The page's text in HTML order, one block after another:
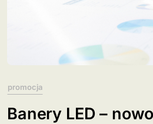
promocja
Banery LED –